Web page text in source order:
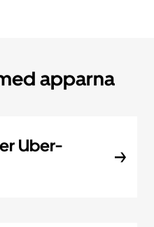
apparna
Uber-